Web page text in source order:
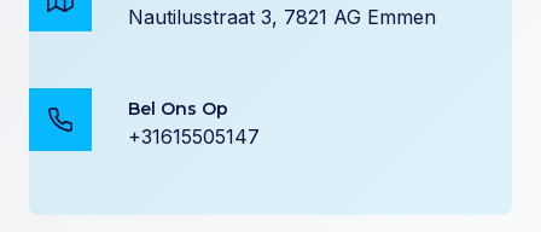
Nautilusstraat 3, 7821 AG Emmen
Bel Ons Op
+31615505147